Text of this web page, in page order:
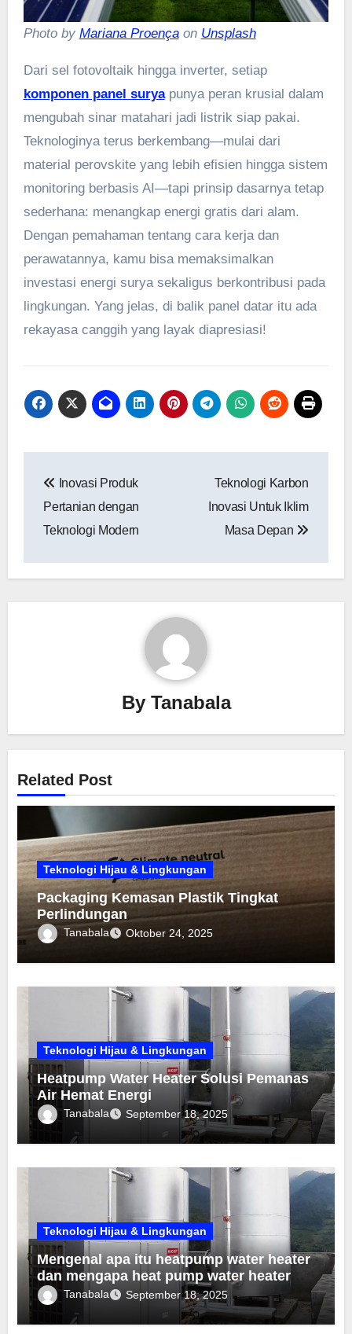
Photo by Mariana Proençaon Unsplash
Dari sel fotovoltaik hingga inverter, setiap
komponen panel suryapunya peran krusial dalam
mengubah sinar matahari jadi listrik siap pakai.
Teknologinya terus berkembang—mulai dari
material perovskite yang lebih efisien hingga sistem
monitoring berbasis AI—tapi prinsip dasarnya tetap
sederhana: menangkap energi gratis dari alam.
Dengan pemahaman tentang cara kerja dan
perawatannya, kamu bisa memaksimalkan
investasi energi surya sekaligus berkontribusi pada
lingkungan. Yang jelas, di balik panel datar itu ada
rekayasa canggih yang layak diapresiasi!
pos
Inovasi Produk
Pertanian dengan
Teknologi Modern
Teknologi Karbon
Inovasi Untuk Iklim
Masa Depan
By Tanabala
Related Post
Teknologi Hijau & Lingkungan
Packaging Kemasan Plastik Tingkat
Perlindungan
Tanabala Oktober 24, 2025
Teknologi Hijau & Lingkungan
Heatpump Water Heater Solusi Pemanas
Air Hemat Energi
Tanabala September 18, 2025
Teknologi Hijau & Lingkungan
Mengenal apa itu heatpump water heater
dan mengapa heat pump water heater
populer sebagai pemanas air sentral di
bangunanan komersial seperti rumah
sakit dan hotel
Tanabala September 18, 2025